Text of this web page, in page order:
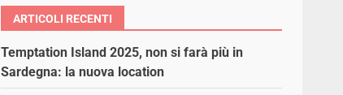
ARTICOLI RECENTI
Temptation Island 2025, non si farà più in
Sardegna: la nuova location